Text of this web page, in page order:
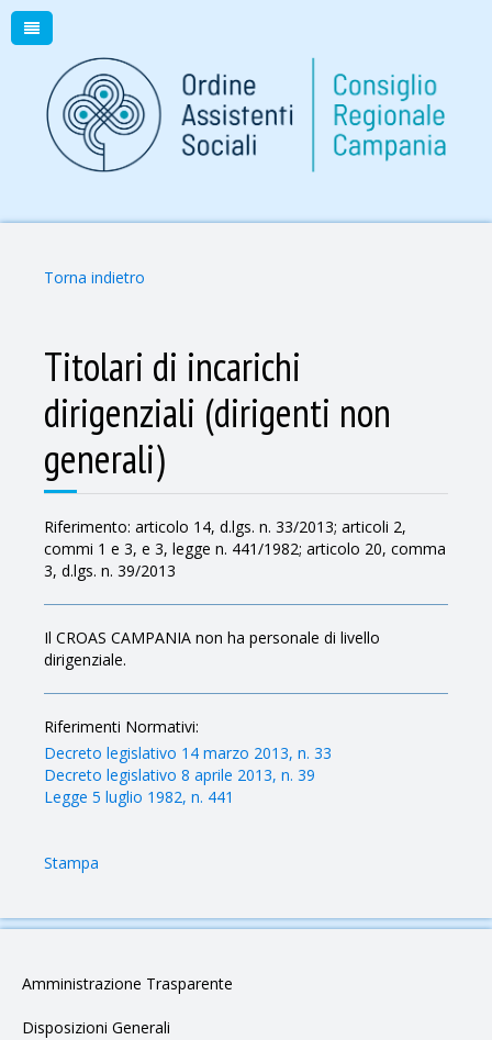
Torna indietro
Titolari di incarichi
dirigenziali (dirigenti non
generali)
Riferimento: articolo 14, d.lgs. n. 33/2013; articoli 2,
commi 1 e 3, e 3, legge n. 441/1982; articolo 20, comma
3, d.lgs. n. 39/2013
Il CROAS CAMPANIA non ha personale di livello
dirigenziale.
Riferimenti Normativi:
Decreto legislativo 14 marzo 2013, n. 33
Decreto legislativo 8 aprile 2013, n. 39
Legge 5 luglio 1982, n. 441
Stampa
Amministrazione Trasparente
Disposizioni Generali